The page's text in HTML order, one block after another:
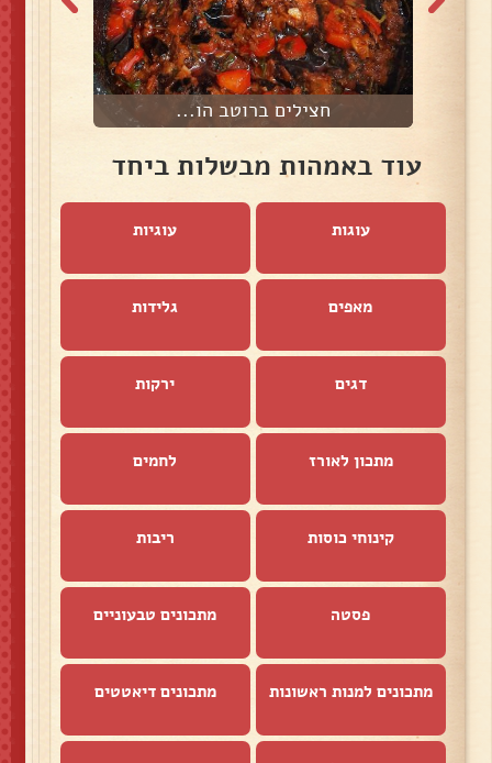
חצילים ברוטב הו...
עוד באמהות מבשלות ביחד
עוגות עוגיות
מאפים גלידות
דגים ירקות
מתכון לאורז לחמים
קינוחי כוסות ריבות
פסטה מתכונים טבעוניים
מתכונים למנות ראשונות מתכונים דיאטטים